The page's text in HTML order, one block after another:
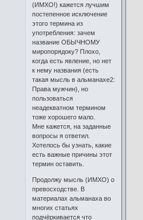
(ИМХО!) кажется лучшим
постепенное исключение
этого термина из
употребления: зачем
название ОБЫЧНОМУ
миропорядоку? Плохо,
когда есть явление, но нет
к нему названия (есть
такая мысль в альманахе2:
Права мужчин), но
пользоваться
неадекватном термином
тоже хорошего мало.
Мне кажется, на заданные
вопросы я ответил.
Хотелось бы узнать, какие
есть важные причины этот
термин оставить.
Продолжу мысль (ИМХО) о
превосходстве. В
материалах альманаха во
многих статьях
подчёркивается что